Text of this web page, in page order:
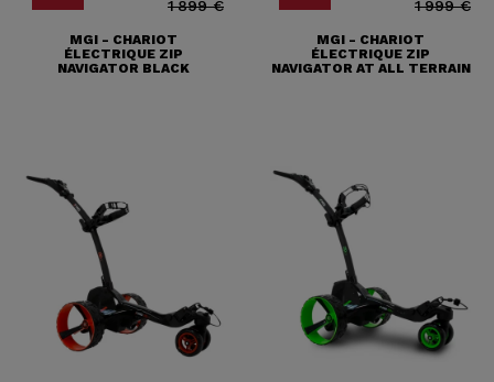
1 899 €
MGI - CHARIOT
ÉLECTRIQUE ZIP
NAVIGATOR BLACK
1 999 €
MGI - CHARIOT
ÉLECTRIQUE ZIP
NAVIGATOR AT ALL TERRAIN